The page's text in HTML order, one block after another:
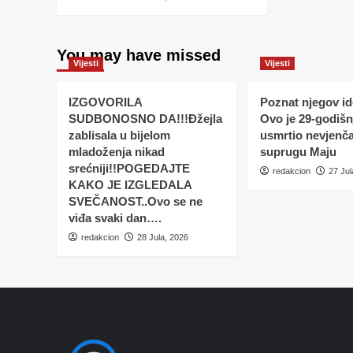
You may have missed
Vijesti
IZGOVORILA
SUDBONOSNO DA!!!Đžejla
zablisala u bijelom
mladoženja nikad
srećniji!!POGEDAJTE
KAKO JE IZGLEDALA
SVEČANOST..Ovo se ne
viđa svaki dan….
redakcion 28 Jula, 2026
Vijesti
Poznat njegov
Ovo je 29-
usmrtio
suprugu Maju
redakcion 27